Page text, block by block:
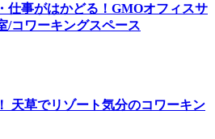
仕事がはかどる！GMOオフィスサ
/コワーキングスペース
天草でリゾート気分のコワーキン